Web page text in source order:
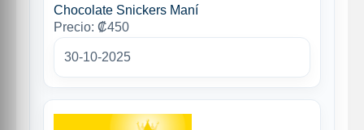
Chocolate Snickers Maní
Precio: ₡450
30-10-2025